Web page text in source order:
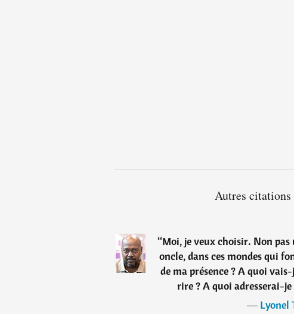
Autres
“Moi, je veux choisir. Non
oncle, dans ces mondes qui
de ma présence ? A quoi
rire ? A quoi adresserai-
―Lyonel